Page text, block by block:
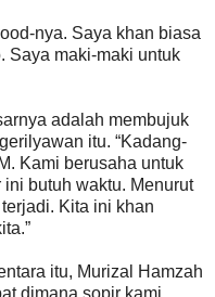
nya. Saya khan biasa
Saya maki-maki untuk
adalah membujuk
itu. “Kadang-
Kami berusaha untuk
butuh waktu. Menurut
Kita ini khan
itu, Murizal Hamzah
dimana sopir kami